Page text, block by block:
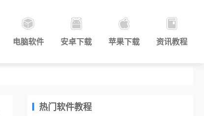
电脑软件 安卓下载 苹果下载 资讯教程
热门软件教程